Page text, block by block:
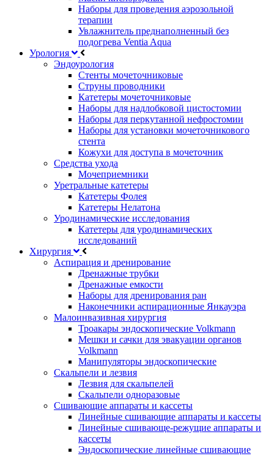
Наборы для проведения аэрозольной
терапии
Увлажнитель преднаполненный без
подогрева Ventia Aqua
Урология
Эндоурология
Стенты мочеточниковые
Струны проводники
Катетеры мочеточниковые
Наборы для надлобковой цистостомии
Наборы для перкутанной нефростомии
Наборы для установки мочеточникового
стента
Кожухи для доступа в мочеточник
Средства ухода
Мочеприемники
Уретральные катетеры
Катетеры Фолея
Катетеры Нелатона
Уродинамические исследования
Катетеры для уродинамических
исследований
Хирургия
Аспирация и дренирование
Дренажные трубки
Дренажные емкости
Наборы для дренирования ран
Наконечники аспирационные Янкауэра
Малоинвазивная хирургия
Троакары эндоскопические Volkmann
Мешки и сачки для эвакуации органов
Volkmann
Манипуляторы эндоскопические
Скальпели и лезвия
Лезвия для скальпелей
Скальпели одноразовые
Сшивающие аппараты и кассеты
Линейные сшивающие аппараты и кассеты
Линейные сшивающе-режущие аппараты и
кассеты
Эндоскопические линейные сшивающие